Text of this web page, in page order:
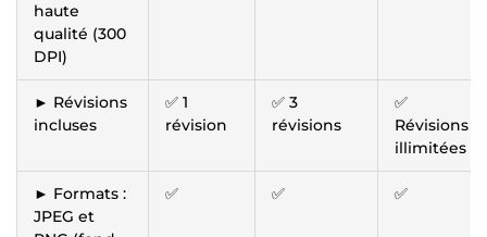
haute
qualité (300
DPI)
► Révisions
incluses
✅ 1
révision
✅ 3
révisions
✅
Révisions
illimitées
► Formats :
JPEG et
✅ ✅ ✅